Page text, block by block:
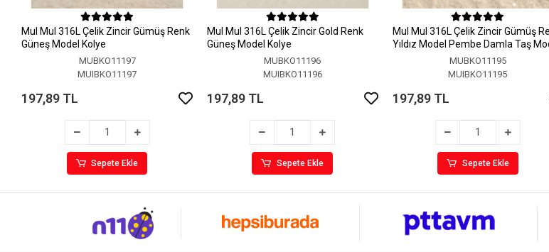
MuI MuI 316L Çelik Zincir Gümüş Renk
Güneş Model Kolye
MUBKO11197
MUIBKO11197
197,89 TL
Sepete Ekle
MuI MuI 316L Çelik Zincir Gold Renk
Güneş Model Kolye
MUBKO11196
MUIBKO11196
197,89 TL
Sepete Ekle
MuI MuI 316L Çelik Zincir Gümüş
Yıldız Model Pembe Damla Taş
MUBKO11195
MUIBKO11195
197,89 TL
Sepete Ekle